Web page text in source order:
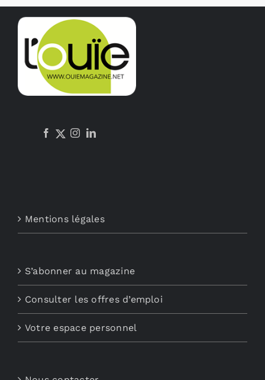
Mentions légales
S’abonner au magazine
Consulter les offres d’emploi
Votre espace personnel